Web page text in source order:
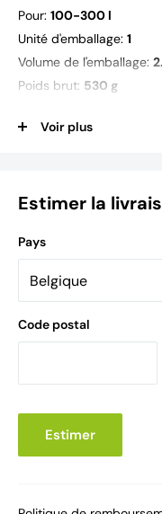
Pour: 100-300 l
Unité d'emballage: 1
Volume de l'emballage:
Poids brut: 530 g
Facteur poids:
Voir plus
Estimer la
Pays
Code postal
Estimer